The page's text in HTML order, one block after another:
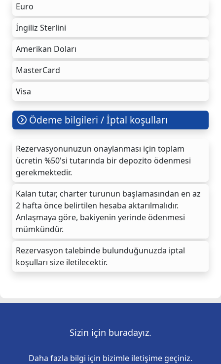
Euro
İngiliz Sterlini
Amerikan Doları
MasterCard
Visa
Ödeme bilgileri / İptal koşulları
Rezervasyonunuzun onaylanması için toplam
ücretin %50'si tutarında bir depozito ödenmesi
gerekmektedir.
Kalan tutar, charter turunun başlamasından en az
2 hafta önce belirtilen hesaba aktarılmalıdır.
Anlaşmaya göre, bakiyenin yerinde ödenmesi
mümkündür.
Rezervasyon talebinde bulunduğunuzda iptal
koşulları size iletilecektir.
Sizin için buradayız.
Daha fazla bilgi için bizimle iletişime geçiniz.